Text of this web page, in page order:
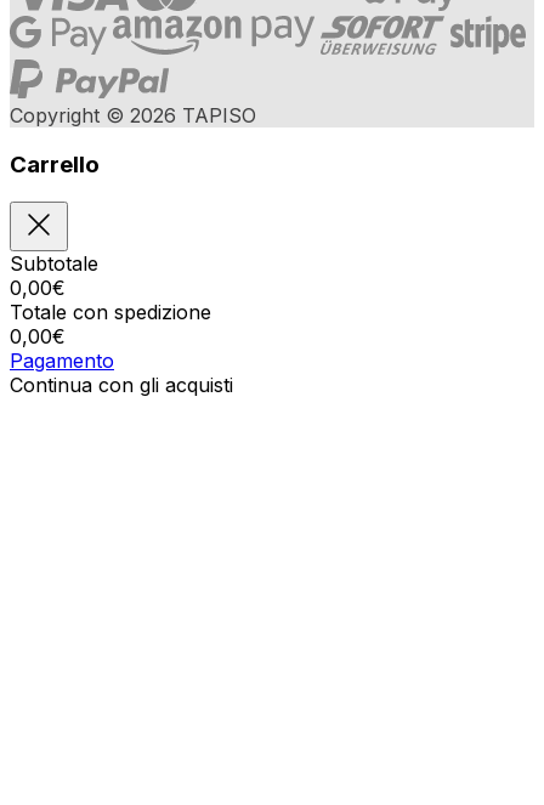
Copyright © 2026 TAPISO
Carrello
Subtotale
0,00€
Totale con spedizione
0,00€
Pagamento
Continua con gli acquisti